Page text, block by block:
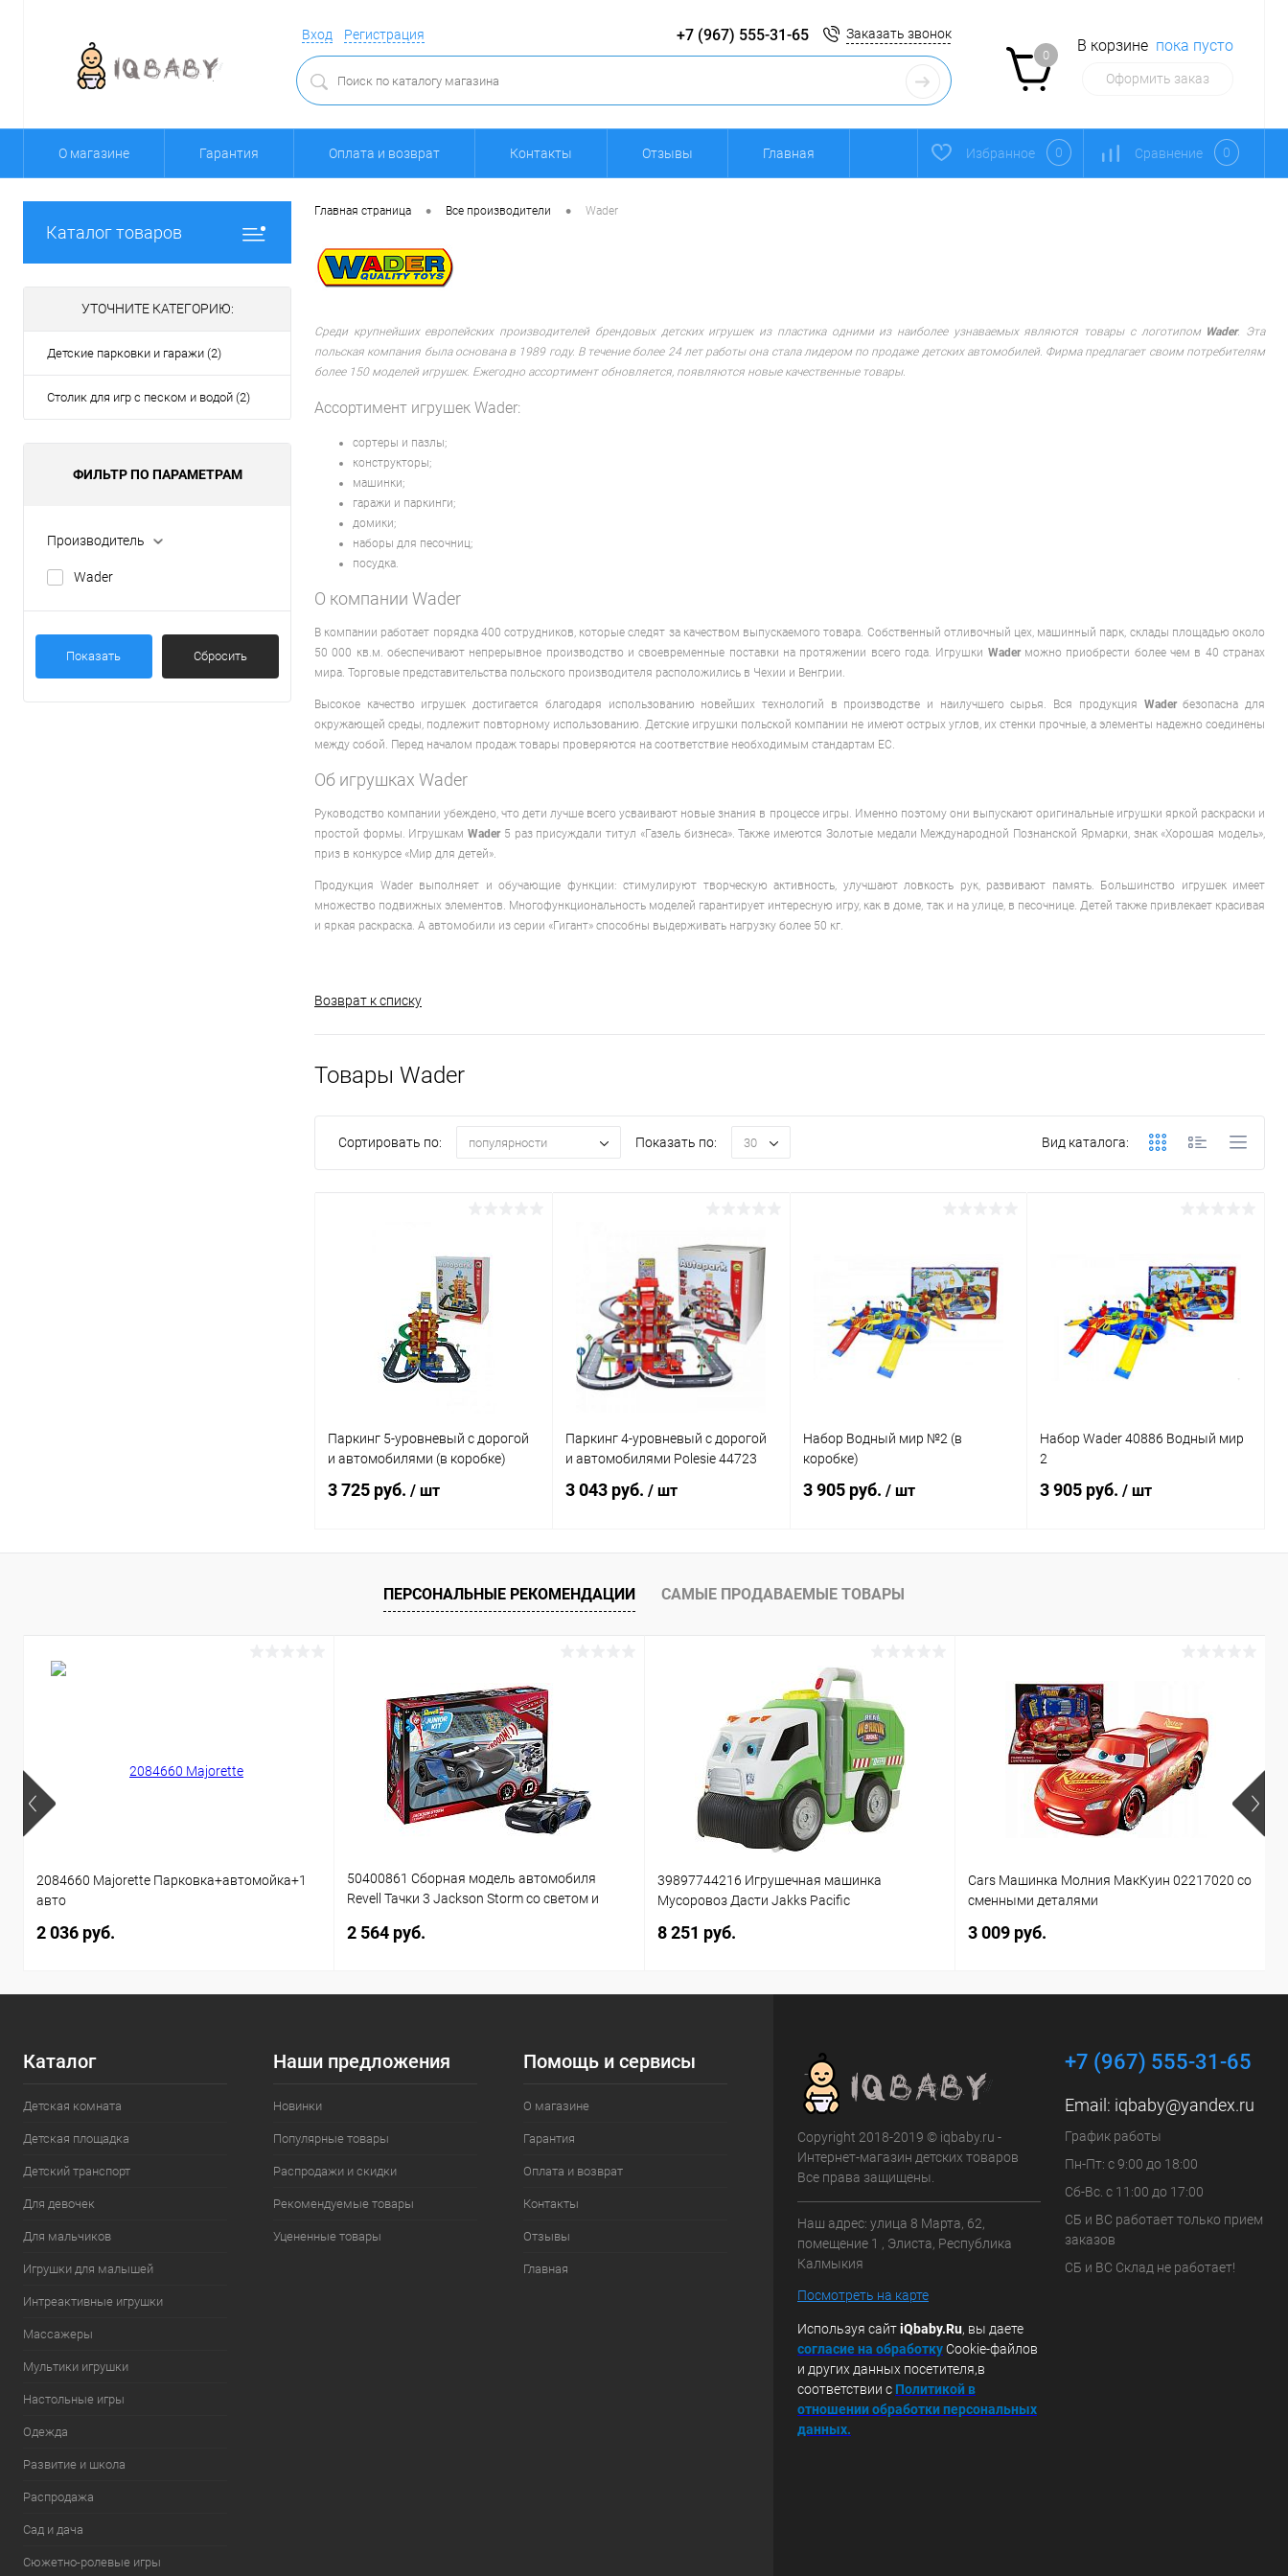
Вход Регистрация +7 (967) 555-31-65 Заказать звонок
0
В корзине пока пусто
Оформить заказ
О магазине Гарантия Оплата и возврат Контакты Отзывы Главная Избранное 0 Сравнение 0
Каталог товаров
УТОЧНИТЕ КАТЕГОРИЮ:
Детские парковки и гаражи (2)
Столик для игр с песком и водой (2)
ФИЛЬТР ПО ПАРАМЕТРАМ
Производитель
Wader
Показать Сбросить
Главная страница • Все производители • Wader
Среди крупнейших европейских производителей брендовых детских игрушек из пластика одними из наиболее узнаваемых являются товары с логотипом Wader. Эта
польская компания была основана в 1989 году. В течение более 24 лет работы она стала лидером по продаже детских автомобилей. Фирма предлагает своим потребителям
более 150 моделей игрушек. Ежегодно ассортимент обновляется, появляются новые качественные товары.
Ассортимент игрушек Wader:
сортеры и пазлы;
конструкторы;
машинки;
гаражи и паркинги;
домики;
наборы для песочниц;
посудка.
О компании Wader
В компании работает порядка 400 сотрудников, которые следят за качеством выпускаемого товара. Собственный отливочный цех, машинный парк, склады площадью около
50 000 кв.м. обеспечивают непрерывное производство и своевременные поставки на протяжении всего года. Игрушки Wader можно приобрести более чем в 40 странах
мира. Торговые представительства польского производителя расположились в Чехии и Венгрии.
Высокое качество игрушек достигается благодаря использованию новейших технологий в производстве и наилучшего сырья. Вся продукция Waderбезопасна для
окружающей среды, подлежит повторному использованию. Детские игрушки польской компании не имеют острых углов, их стенки прочные, а элементы надежно соединены
между собой. Перед началом продаж товары проверяются на соответствие необходимым стандартам ЕС.
Об игрушках Wader
Руководство компании убеждено, что дети лучше всего усваивают новые знания в процессе игры. Именно поэтому они выпускают оригинальные игрушки яркой раскраски и
простой формы. ИгрушкамWader 5 раз присуждали титул «Газель бизнеса». Также имеются Золотые медали Международной Познанской Ярмарки, знак «Хорошая модель»,
приз в конкурсе «Мир для детей».
Продукция Wader выполняет и обучающие функции: стимулируют творческую активность, улучшают ловкость рук, развивают память. Большинство игрушек имеет
множество подвижных элементов. Многофункциональность моделей гарантирует интересную игру, как в доме, так и на улице, в песочнице. Детей также привлекает красивая
и яркая раскраска. А автомобили из серии «Гигант» способны выдерживать нагрузку более 50 кг.
Возврат к списку
Товары Wader
Сортировать по: популярности Показать по: 30 Вид каталога:
Паркинг 5-уровневый с дорогой
и автомобилями (в коробке)
3 725 руб. / шт
Паркинг 4-уровневый с дорогой
и автомобилями Polesie 44723
3 043 руб. / шт
Набор Водный мир №2 (в
коробке)
3 905 руб. / шт
Набор Wader 40886 Водный мир
2
3 905 руб./ шт
ПЕРСОНАЛЬНЫЕ РЕКОМЕНДАЦИИ САМЫЕ ПРОДАВАЕМЫЕ ТОВАРЫ
2084660 Majorette Парковка+автомойка+1
авто
2 036 руб.
50400861 Сборная модель автомобиля
Revell Тачки 3 Jackson Storm со светом и
2 564 руб.
39897744216 Игрушечная машинка
Мусоровоз Дасти Jakks Pacific
8 251 руб.
Cars Машинка Молния МакКуин 02217020 со
сменными деталями
3 009 руб.
Каталог
Детская комната
Детская площадка
Детский транспорт
Для девочек
Для мальчиков
Игрушки для малышей
Интреактивные игрушки
Массажеры
Мультики игрушки
Настольные игры
Одежда
Развитие и школа
Распродажа
Сад и дача
Сюжетно-ролевые игры
Наши предложения
Новинки
Популярные товары
Распродажи и скидки
Рекомендуемые товары
Уцененные товары
Помощь и сервисы
О магазине
Гарантия
Оплата и возврат
Контакты
Отзывы
Главная
Copyright 2018-2019 © iqbaby.ru -
Интернет-магазин детских товаров
Все права защищены.
Наш адрес: улица 8 Марта, 62,
помещение 1 , Элиста, Республика
Калмыкия
Посмотреть на карте
Используя сайтiQbaby.Ru, вы даете
согласие на обработку Cookie-файлов
и других данных посетителя,в
соответствии с Политикой в
отношении обработки персональных
данных.
+7 (967) 555-31-65
Email: iqbaby@yandex.ru
График работы
Пн-Пт: с 9:00 до 18:00
Сб-Вс. с 11:00 до 17:00
СБ и ВС работает только прием
заказов
СБ и ВС Склад не работает!